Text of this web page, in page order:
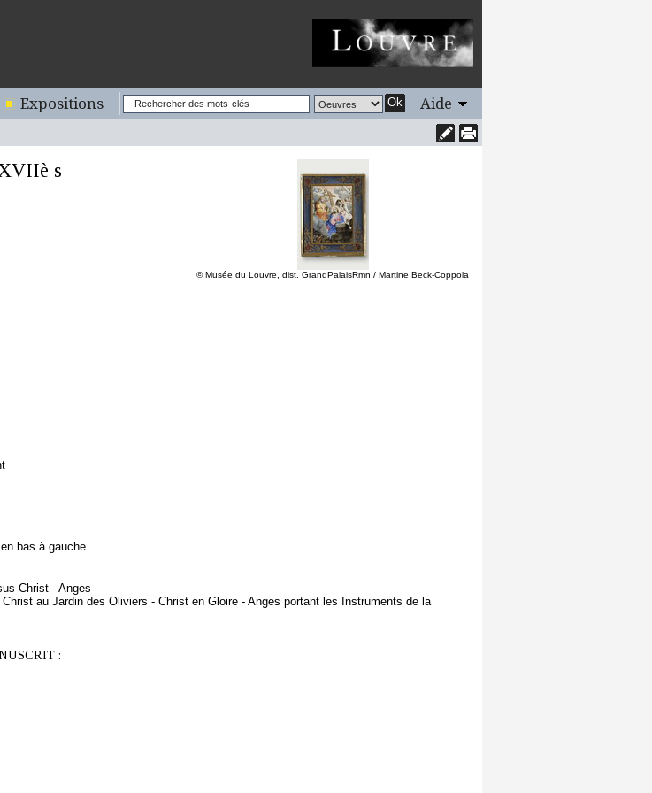
Expositions Ok Aide
© Musée du Louvre, dist. GrandPalaisRmn / Martine Beck-Coppola
s
bas à gauche.
Christ - Anges
au Jardin des Oliviers - Christ en Gloire - Anges portant les Instruments de la
: